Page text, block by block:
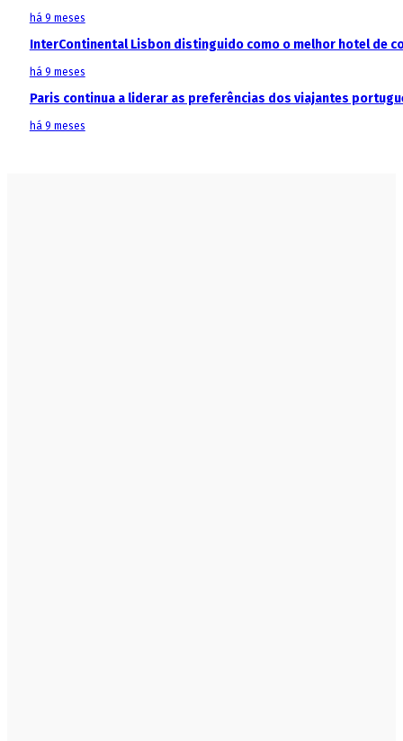
há 9 meses
InterContinental Lisbon distinguido como o melhor hotel de
há 9 meses
Paris continua a liderar as preferências dos viajantes
há 9 meses